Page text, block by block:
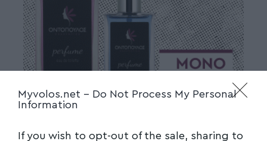
Myvolos.net - Do Not Process My Personal
Information
If you wish to opt-out of the sale, sharing to